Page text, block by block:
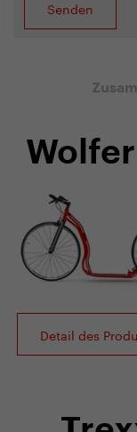
Wolfer
Detail des